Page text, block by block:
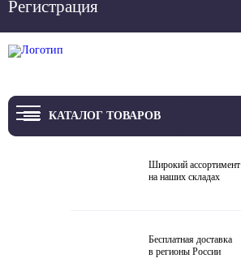
Регистрация
Вход
КАТАЛОГ ТОВАРОВ
Широкий ассортимент
на наших складах
Бесплатная доставка
в регионы России